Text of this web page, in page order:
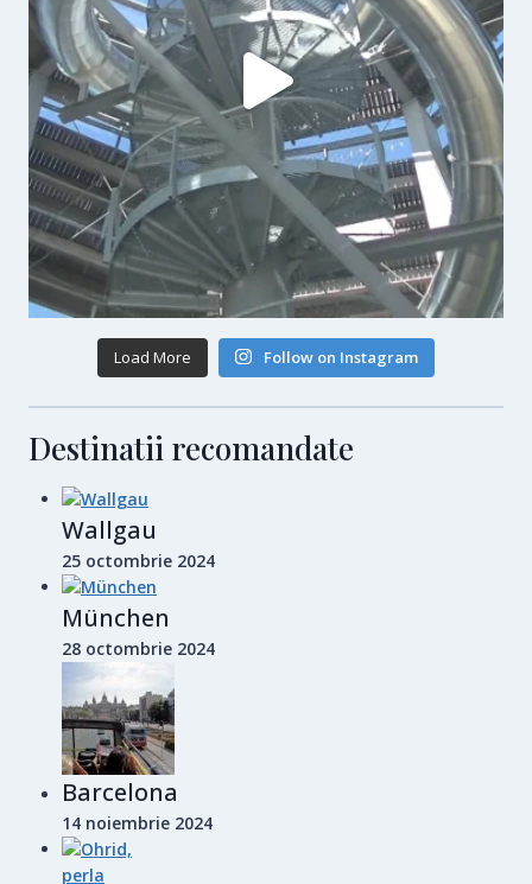
Load More Follow on Instagram
Destinatii recomandate
Wallgau
25 octombrie 2024
München
28 octombrie 2024
Barcelona
14 noiembrie 2024